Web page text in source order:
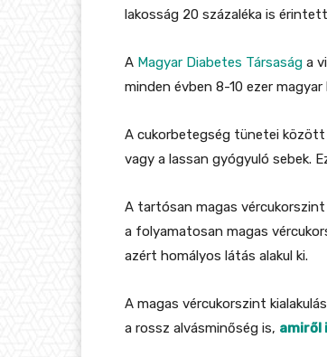
lakosság 20 százaléka is
A Magyar Diabetes Társaság a
minden évben 8-10 ezer
A cukorbetegség tünetei
vagy a lassan gyógyuló sebek.
A tartósan magas
a folyamatosan magas
azért homályos látás alakul ki.
A magas vércukorszint
a rossz alvásminőség is, amiről